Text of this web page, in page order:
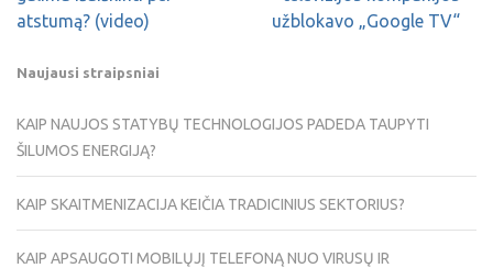
atstumą? (video)
užblokavo „Google TV“
Naujausi straipsniai
KAIP NAUJOS STATYBŲ TECHNOLOGIJOS PADEDA TAUPYTI
ŠILUMOS ENERGIJĄ?
KAIP SKAITMENIZACIJA KEIČIA TRADICINIUS SEKTORIUS?
KAIP APSAUGOTI MOBILŲJĮ TELEFONĄ NUO VIRUSŲ IR